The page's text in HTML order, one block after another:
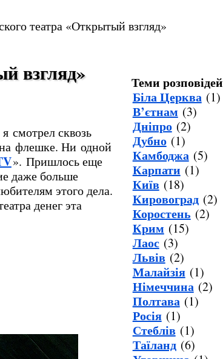
театра «Открытый взгляд»
взгляд»
смотрел сквозь
на флешке. Ни одной
». Пришлось еще
даже больше
этого дела.
денег эта
Теми розповідей
Біла Церква (1)
В’єтнам (3)
Дніпро (2)
Дубно (1)
Камбоджа (5)
Карпати (1)
Київ (18)
Кировоград (2)
Коростень (2)
Крим (15)
Лаос (3)
Львів (2)
Малайзія (1)
Німеччина (2)
Полтава (1)
Росія (1)
Стеблів (1)
Таїланд (6)